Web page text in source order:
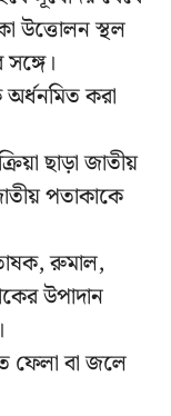
উত্তোলন স্থল
অর্ধনমিত করা
ছাড়া জাতীয়
পতাকাকে
রুমাল,
উপাদান
ফেলা বা জলে